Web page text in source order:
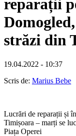
reparații
străzi din
19.04.2022 - 10:37
Scris de: Marius Bebe
Lucrări de reparații și
Timișoara – marți se
Piața Operei